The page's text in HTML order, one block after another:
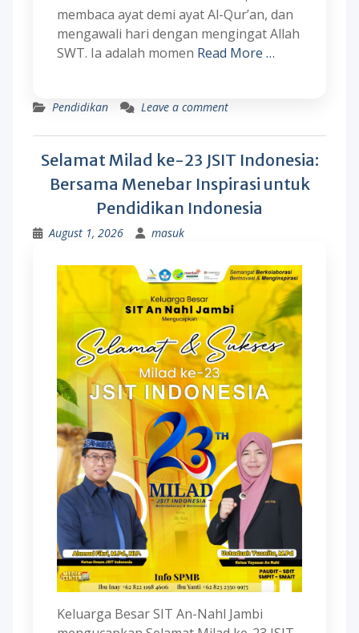
membaca ayat demi ayat Al-Qur’an, dan
mengawali hari dengan mengingat Allah
SWT. Ia adalah momen Read More …
Pendidikan Leave a comment
Selamat Milad ke-23 JSIT Indonesia:
Bersama Menebar Inspirasi untuk
Pendidikan Indonesia
August 1, 2026 masuk
Keluarga Besar SIT An-Nahl Jambi